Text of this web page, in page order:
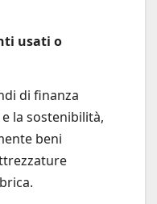
usati o
di finanza
la sostenibilità,
beni